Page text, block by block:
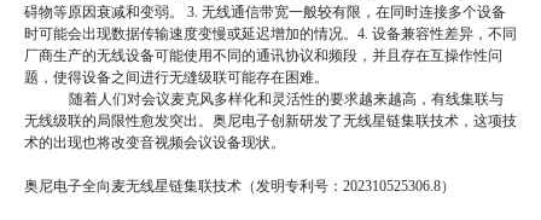
碍物等原因衰减和变弱。 3. 无线通信带宽一般较有限，在同时连接多个设备
时可能会出现数据传输速度变慢或延迟增加的情况。4. 设备兼容性差异，不同
厂商生产的无线设备可能使用不同的通讯协议和频段，并且存在互操作性问
题，使得设备之间进行无缝级联可能存在困难。
随着人们对会议麦克风多样化和灵活性的要求越来越高，有线集联与
无线级联的局限性愈发突出。奥尼电子创新研发了无线星链集联技术，这项技
术的出现也将改变音视频会议设备现状。
奥尼电子全向麦无线星链集联技术（发明专利号： 202310525306.8）